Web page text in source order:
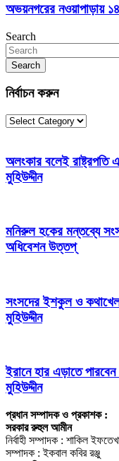
অভয়নগরের নওয়াপাড়ায়
Search
Search
নির্বাচন করুন
নির্বাচন
অলংকার বলেই রাষ্ট্রপতি
মুহিউদ্দীন
মনিরুল হকের মন্তব্যে
অধিবেশন উত্তপ্
সংসদের ইশকুল ও
মুহিউদ্দীন
ইরানে হার এড়াতে
মুহিউদ্দীন
প্রধান সম্পাদক ও প্রকাশক :
সরকার রুহুল আমীন
নির্বাহী সম্পাদক : শাকিল
সম্পাদক : ইকবাল কবির রঞ্জু